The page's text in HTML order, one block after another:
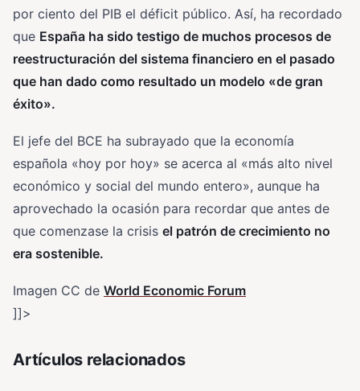
por ciento del PIB el déficit público. Así, ha recordado
que España ha sido testigo de muchos procesos de
reestructuración del sistema financiero en el pasado
que han dado como resultado un modelo «de gran
éxito».
El jefe del BCE ha subrayado que la economía
española «hoy por hoy» se acerca al «más alto nivel
económico y social del mundo entero», aunque ha
aprovechado la ocasión para recordar que antes de
que comenzase la crisis el patrón de crecimiento no
era sostenible.
Imagen CC de World Economic Forum
]]>
Artículos relacionados